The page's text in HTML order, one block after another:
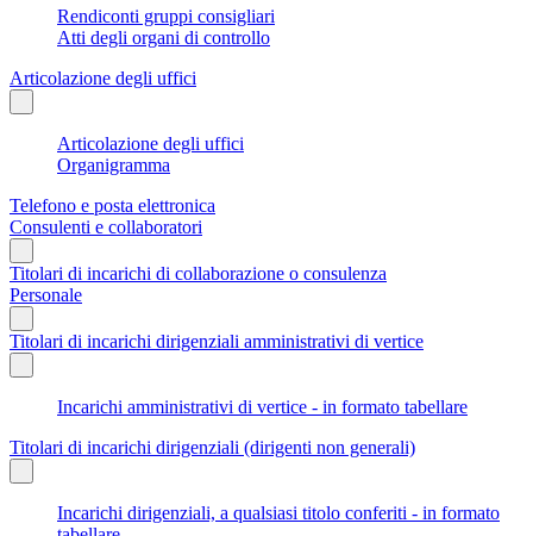
Rendiconti gruppi consigliari
Atti degli organi di controllo
Articolazione degli uffici
Articolazione degli uffici
Organigramma
Telefono e posta elettronica
Consulenti e collaboratori
Titolari di incarichi di collaborazione o consulenza
Personale
Titolari di incarichi dirigenziali amministrativi di vertice
Incarichi amministrativi di vertice - in formato tabellare
Titolari di incarichi dirigenziali (dirigenti non generali)
Incarichi dirigenziali, a qualsiasi titolo conferiti - in formato